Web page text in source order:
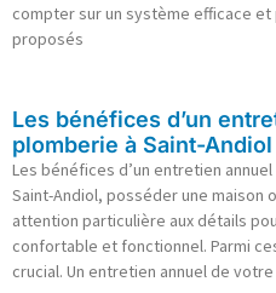
compter sur un système efficace
proposés
Les bénéfices d’un
plomberie à Saint-Andiol
Les bénéfices d’un entretien
Saint-Andiol, posséder une maison
attention particulière aux détails
confortable et fonctionnel. Parmi
crucial. Un entretien annuel de